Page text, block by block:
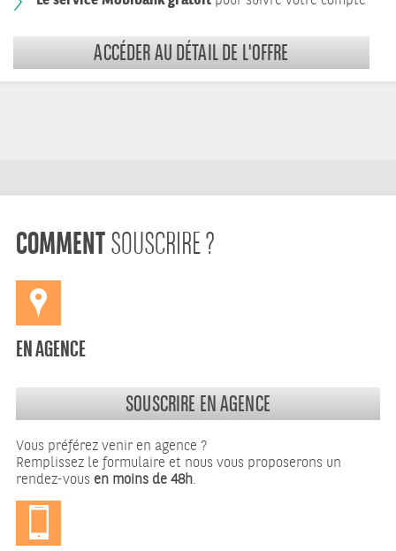
ACCÉDER AU DÉTAIL DE L'OFFRE
COMMENTSOUSCRIRE ?
EN AGENCE
SOUSCRIRE EN AGENCE
Vous préférez venir en agence ?
Remplissez le formulaire et nous vous proposerons un
rendez-vous en moins de 48h.